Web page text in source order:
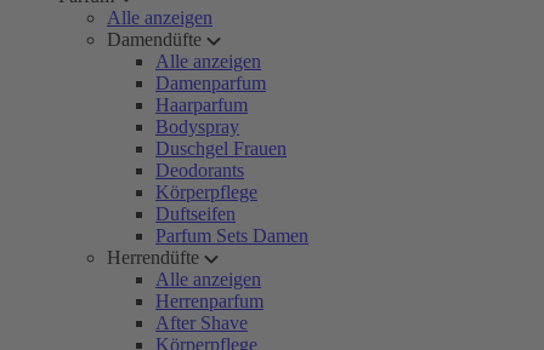
Alle anzeigen
Damendüfte
Alle anzeigen
Damenparfum
Haarparfum
Bodyspray
Duschgel Frauen
Deodorants
Körperpflege
Duftseifen
Parfum Sets Damen
Herrendüfte
Alle anzeigen
Herrenparfum
After Shave
Körperpflege